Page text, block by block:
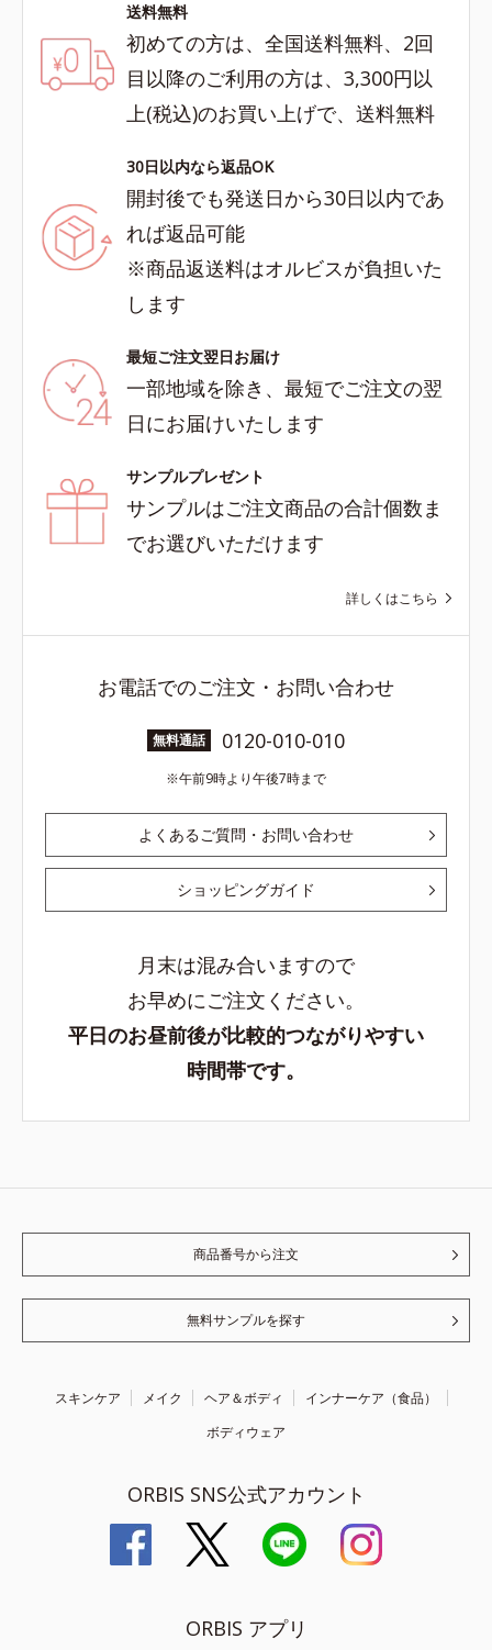
送料無料
初めての方は、全国送料無料、2回
目以降のご利用の方は、3,300円以
上(税込)のお買い上げで、送料無料
30日以内なら返品OK
開封後でも発送日から30日以内であ
れば返品可能
※商品返送料はオルビスが負担いた
します
最短ご注文翌日お届け
一部地域を除き、最短でご注文の翌
日にお届けいたします
サンプルプレゼント
サンプルはご注文商品の合計個数ま
でお選びいただけます
詳しくはこちら
お電話でのご注文・お問い合わせ
無料通話 0120-010-010
午前9時より午後7時まで
よくあるご質問・お問い合わせ
ショッピングガイド
月末は混み合いますので
お早めにご注文ください。
平日のお昼前後が比較的つながりやすい
時間帯です。
商品番号から注文
無料サンプルを探す
スキンケア メイク ヘア＆ボディ
インナーケア（食品）
ボディウェア
ORBIS SNS公式アカウント
ORBIS アプリ